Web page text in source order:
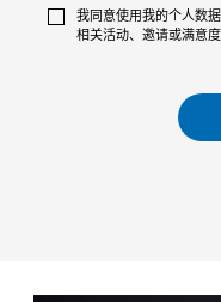
我同意使用我的个人数
相关活动、邀请或满意度